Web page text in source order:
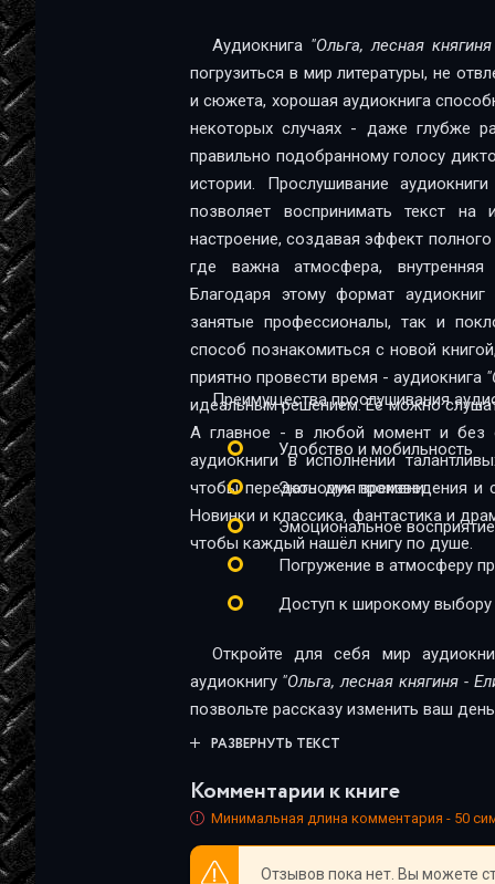
olga-lesnaja-knjaginja-13
olga-lesnaja-knjaginja-15
olga-lesnaja-knjaginja-16
olga-lesnaja-knjaginja-17
olga-lesnaja-knjaginja-18
olga-lesnaja-knjaginja-19
olga-lesnaja-knjaginja-20
olga-lesnaja-knjaginja-22
olga-lesnaja-knjaginja-23
olga-lesnaja-knjaginja-24
olga-lesnaja-knjaginja-25
olga-lesnaja-knjaginja-27
olga-lesnaja-knjaginja-28
olga-lesnaja-knjaginja-31
Аудиокнига "Ольга, лесная
погрузиться в мир литературы, не
и сюжета, хорошая аудиокнига
некоторых случаях - даже глубже
правильно подобранному голосу
истории. Прослушивание аудиокниги
позволяет воспринимать текст на
настроение, создавая эффект
где важна атмосфера, внутренняя
Благодаря этому формат
занятые профессионалы, так и поклонники
способ познакомиться с новой
приятно провести время - аудиокнига
идеальным решением. Её можно
А главное - в любой момент и без
аудиокниги в исполнении
чтобы передать дух произведения и
Новинки и классика, фантастика и
чтобы каждый нашёл книгу по душе.
Преимущества прослушивания
Удобство и мобильность
Экономия времени
Эмоциональное восприятие
Погружение в атмосферу
Доступ к широкому выбору
Откройте для себя мир
аудиокнигу "Ольга, лесная княгиня -
позвольте рассказу изменить ваш
РАЗВЕРНУТЬ ТЕКСТ
Комментарии к книге
Минимальная длина комментария - 50
Отзывов пока нет. Вы можете